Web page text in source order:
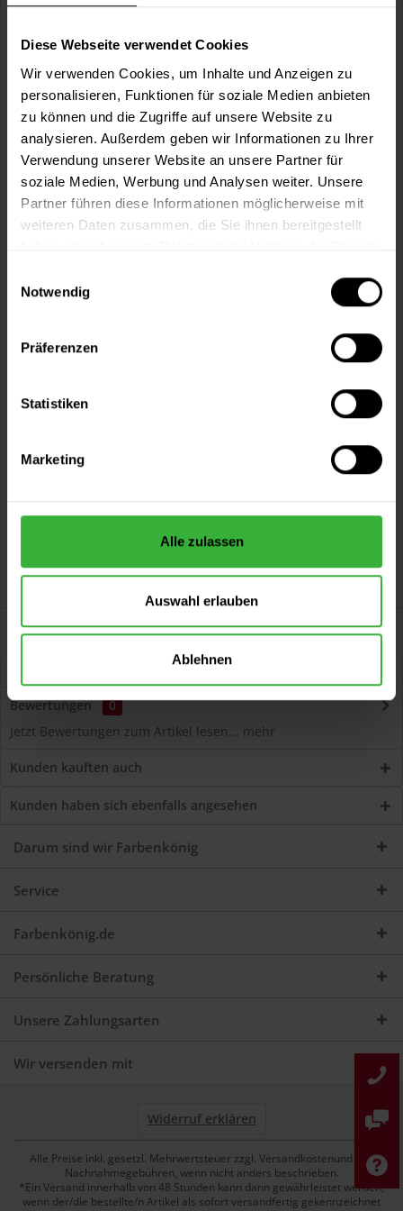
Diese Webseite verwendet Cookies
Wir verwenden Cookies, um Inhalte und Anzeigen zu
personalisieren, Funktionen für soziale Medien anbieten
zu können und die Zugriffe auf unsere Website zu
analysieren. Außerdem geben wir Informationen zu Ihrer
Verwendung unserer Website an unsere Partner für
soziale Medien, Werbung und Analysen weiter. Unsere
Partner führen diese Informationen möglicherweise mit
weiteren Daten zusammen, die Sie ihnen bereitgestellt
Notwendig
Präferenzen
Statistiken
Marketing
Alle zulassen
Auswahl erlauben
Ablehnen
Wie viele m² wollen Sie bearbeiten?
m²
In denWarenkorb
Fragen zum Artikel?
Sie möchten eine größere Menge kaufen
Versand innerhalb von 48h*
Beschreibung
Volvox Espressivo Lehmfarbe (Turquoise) Lösemittelfreier,
dauerelastischer Wand- und...mehr
Bewertungen
0
Jetzt Bewertungen zum Artikel lesen... mehr
Kunden kauften auch
Kunden haben sich ebenfalls angesehen
Darum sind wir Farbenkönig
Service
Farbenkönig.de
Persönliche Beratung
Unsere Zahlungsarten
Wir versenden mit
Widerruf erklären
Alle Preise inkl. gesetzl. Mehrwertsteuer zzgl. Versandkostenund ggf.
Nachnahmegebühren, wenn nicht anders beschrieben.
*Ein Versand innerhalb von 48 Stunden kann dann gewährleistet werden,
wenn der/die bestellte/n Artikel als sofort versandfertig gekennzeichnet